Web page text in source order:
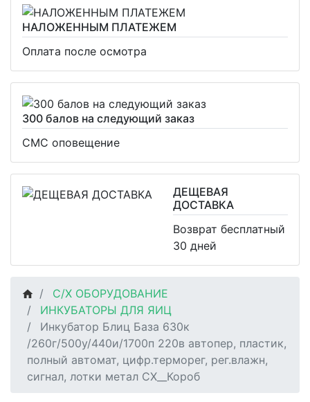
НАЛОЖЕННЫМ ПЛАТЕЖЕМ
Оплата после осмотра
300 балов на следующий заказ
СМС оповещение
ДЕЩЕВАЯ
ДОСТАВКА
Возврат бесплатный
30 дней
С/Х ОБОРУДОВАНИЕ
ИНКУБАТОРЫ ДЛЯ ЯИЦ
Инкубатор Блиц База 630к
/260г/500у/440и/1700п 220в автопер, пластик,
полный автомат, цифр.терморег, рег.влажн,
сигнал, лотки метал СХ__Короб